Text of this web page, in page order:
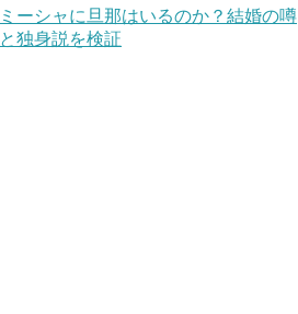
ミーシャに旦那はいるのか？結婚の噂
と独身説を検証